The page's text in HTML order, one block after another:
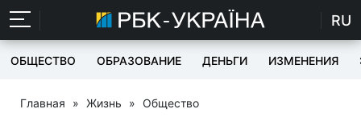
RU
ОБЩЕСТВО ОБРАЗОВАНИЕ ДЕНЬГИ ИЗМЕНЕНИЯ
Главная » Жизнь » Общество